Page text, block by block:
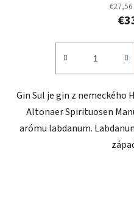
Gin Sul je gin z nemeckého
Altonaer Spirituosen
arómu labdanum.